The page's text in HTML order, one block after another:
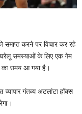
समाप्त करने पर विचार कर रहे
घरेलू समस्याओं के लिए एक गेम
का समय आ गया है।
व्यापार गंतव्य अटलांटा हॉक्स